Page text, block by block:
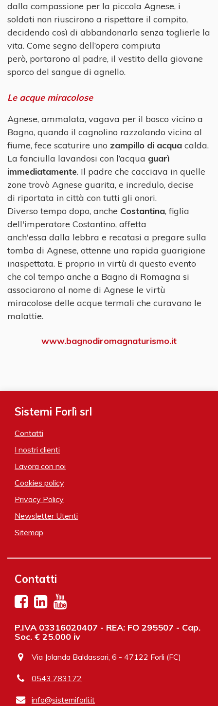
dalla compassione per la piccola Agnese, i
soldati non riuscirono a rispettare il compito,
decidendo così di abbandonarla senza toglierle la
vita. Come segno dell’opera compiuta
però, portarono al padre, il vestito della giovane
sporco del sangue di agnello.
Le acque miracolose
Agnese, ammalata, vagava per il bosco vicino a
Bagno, quando il cagnolino razzolando vicino al
fiume, fece scaturire uno zampillo di acqua calda.
La fanciulla lavandosi con l’acqua guarì
immediatamente. Il padre che cacciava in quelle
zone trovò Agnese guarita, e incredulo, decise
di riportata in città con tutti gli onori.
Diverso tempo dopo, anche Costantina, figlia
dell'imperatore Costantino, affetta
anch'essa dalla lebbra e recatasi a pregare sulla
tomba di Agnese, ottenne una rapida guarigione
inaspettata. E proprio in virtù di questo evento
che col tempo anche a Bagno di Romagna si
associarono al nome di Agnese le virtù
miracolose delle acque termali che curavano le
malattie.
www.bagnodiromagnaturismo.it
Sistemi Forlì srl
Contatti
I nostri clienti
Lavora con noi
Cookies policy
Privacy Policy
Newsletter Utenti
Sitemap
Contatti
P.IVA 03316020407 - REA: FO 295507 - Cap.
Soc. € 25.000 iv
Via Jolanda Baldassari, 6 - 47122 Forlì (FC)
0543.783172
info@sistemiforli.it